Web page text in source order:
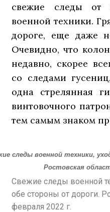
свежие следы
военной техники.
дороге, еще даже
Очевидно, что
недавно, скорее
со следами
одна стрелянная
винтовочного
тем самым знаком
Свежие следы военной
обе стороны от дороги.
февраля 2022 г.